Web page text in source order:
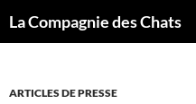
La Compagnie des Chats
ARTICLES DE PRESSE